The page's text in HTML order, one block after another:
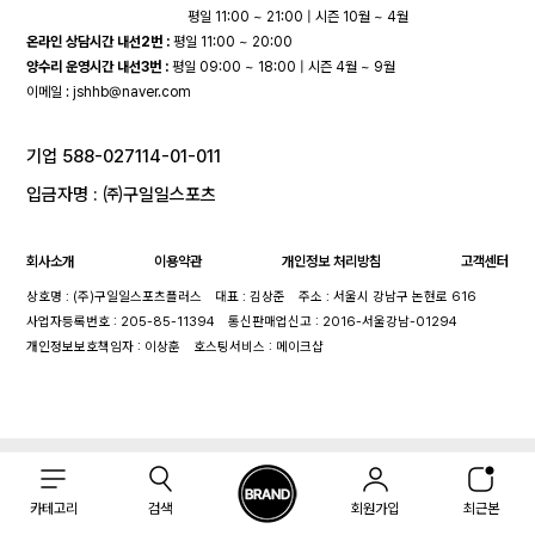
카테고리 검색 회원가입 최근본
평일 11:00 ~ 21:00 | 시즌 10월 ~ 4월
온라인 상담시간 내선2번 : 평일 11:00 ~ 20:00
양수리 운영시간 내선3번 : 평일 09:00 ~ 18:00 | 시즌 4월 ~ 9월
이메일 :jshhb@naver.com
기업 588-027114-01-011
입금자명 : ㈜구일일스포츠
회사소개 이용약관 개인정보 처리방침 고객센터
상호명 : (주)구일일스포츠플러스 대표 : 김상준
주소 : 서울시 강남구 논현로 616
사업자등록번호 : 205-85-11394
통신판매업신고 : 2016-서울강남-01294
개인정보보호책임자 : 이상훈
호스팅서비스 : 메이크샵